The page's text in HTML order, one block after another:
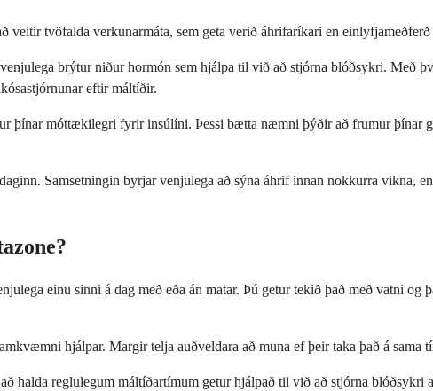
veitir tvöfalda verkunarmáta, sem geta verið áhrifaríkari en
brýtur niður hormón sem hjálpa til við að stjórna blóðsykri. Með
eftir máltíðir.
þínar móttækilegri fyrir insúlíni. Þessi bætta næmni þýðir að frumur þínar
Samsetningin byrjar venjulega að sýna áhrif innan nokkurra vikna,
einu sinni á dag með eða án matar. Þú getur tekið það með vatni og
hjálpar. Margir telja auðveldara að muna ef þeir taka það á sama
halda reglulegum máltíðartímum getur hjálpað til við að stjórna